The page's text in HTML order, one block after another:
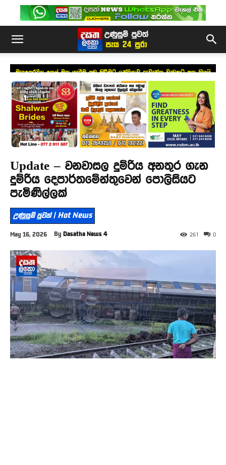
මැදපෙරදිග තෙල් මත යැපීම අඩු කිරීමට ඉන්දියාව දැවැන්ත වැඩකට අත තියයි
Update – වනවාසල දුම්රිය අනතුර ගැන
දුම්රිය දෙපාර්තමේන්තුවෙන් පොලිසියට
පැමිණිල්ලක්
උණුසුම් පුවත් | Hot News
May 16, 2026 By Dasatha News 4 0
261